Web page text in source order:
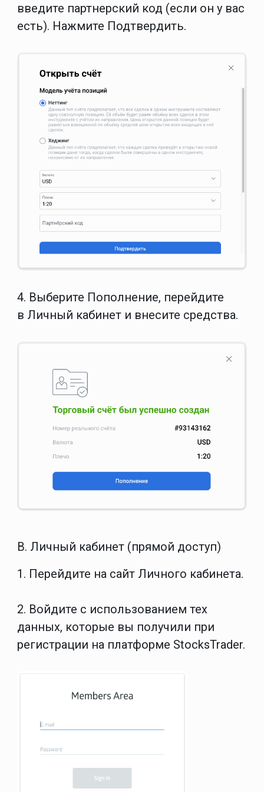
введите партнерский код (если он у вас
есть). Нажмите Подтвердить.
4. Выберите Пополнение, перейдите
в Личный кабинет и внесите средства.
B. Личный кабинет (прямой доступ)
1. Перейдите на сайт Личного кабинета.
2. Войдите с использованием тех
данных, которые вы получили при
регистрации на платформе StocksTrader.